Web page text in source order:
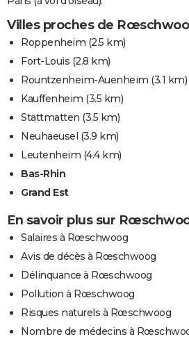
Villes proches de
Roppenheim (2.5 km)
Fort-Louis (2.8 km)
Rountzenheim-Auenheim (3.1 km)
Kauffenheim (3.5 km)
Stattmatten (3.5 km)
Neuhaeusel (3.9 km)
Leutenheim (4.4 km)
Bas-Rhin
Grand Est
En savoir plus sur
Salaires à Rœschwoog
Avis de décès à Rœschwoog
Délinquance à Rœschwoog
Pollution à Rœschwoog
Risques naturels à Rœschwoog
Nombre de médecins à